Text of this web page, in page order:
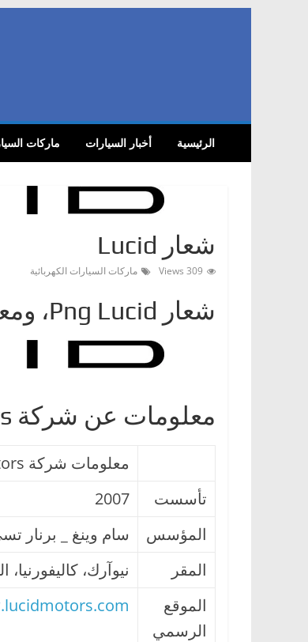
الرئيسية أخبار السيارات ماركات
شعار Lucid
309 Views ماركات السيارات الكهربائية
شعار Png Lucid، ومعلومات
معلومات عن شركة Lucid Motors
معلومات شركة Lucid Motors
تأسست
2007
المؤسس
سام وينغ _ برنار
المقر
نيوآرك، كاليفورنيا،
الموقع
الرسمي